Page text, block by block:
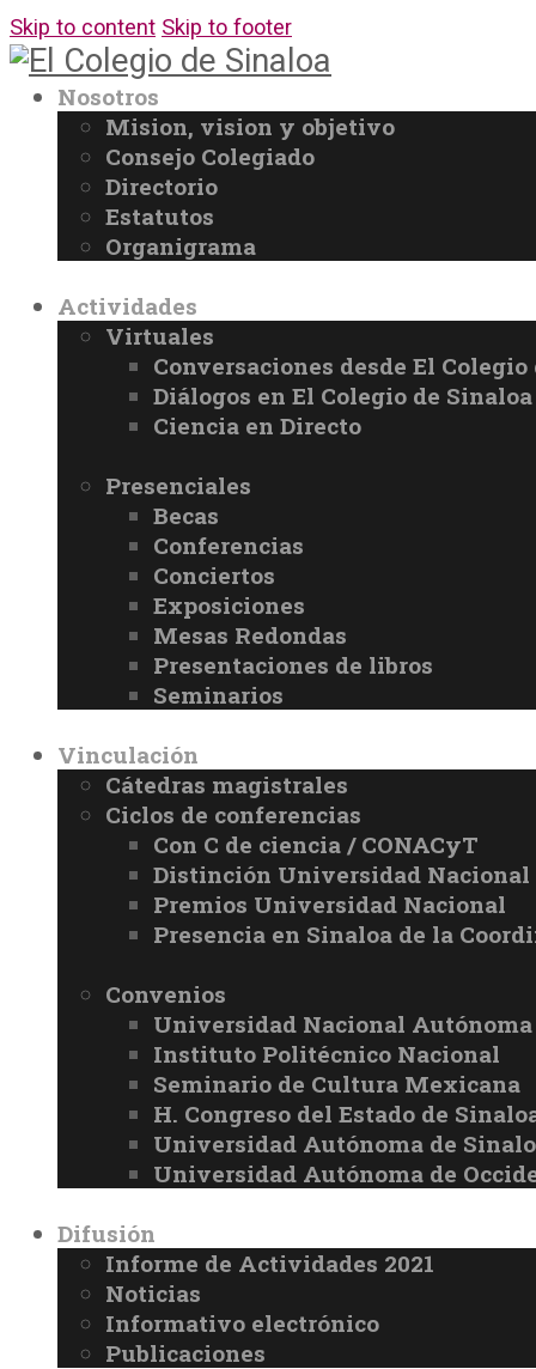
Skip to content Skip to footer
Nosotros
Mision, vision y objetivo
Consejo Colegiado
Directorio
Estatutos
Organigrama
Actividades
Virtuales
Conversaciones desde El
Diálogos en El Colegio de Sinaloa
Ciencia en Directo
Presenciales
Becas
Conferencias
Conciertos
Exposiciones
Mesas Redondas
Presentaciones de libros
Seminarios
Vinculación
Cátedras magistrales
Ciclos de conferencias
Con C de ciencia / CONACyT
Distinción Universidad Nacional
Premios Universidad Nacional
Presencia en Sinaloa de la
Convenios
Universidad Nacional
Instituto Politécnico Nacional
Seminario de Cultura Mexicana
H. Congreso del Estado de
Universidad Autónoma de
Universidad Autónoma de
Difusión
Informe de Actividades 2021
Noticias
Informativo electrónico
Publicaciones